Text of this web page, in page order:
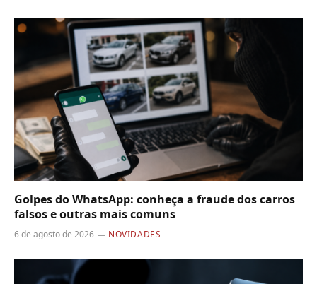
Golpes do WhatsApp: conheça a fraude dos carros
falsos e outras mais comuns
6 de agosto de 2026 NOVIDADES